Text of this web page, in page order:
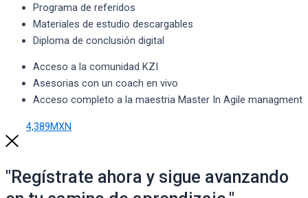
Programa de referidos
Materiales de estudio descargables
Diploma de conclusión digital
Acceso a la comunidad KZI
Asesorias con un coach en vivo
Acceso completo a la maestria Master In Agile managment
4,389MXN
"Regístrate ahora y sigue avanzando